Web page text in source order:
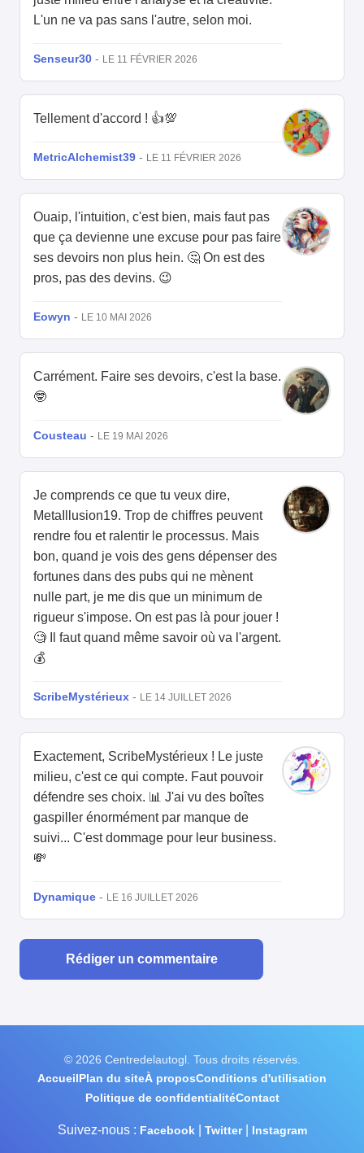
L'un ne va pas sans l'autre, selon moi.
Senseur30 - LE 11 FÉVRIER 2026
Tellement d'accord ! 👍💯
MetricAlchemist39 - LE 11 FÉVRIER 2026
Ouaip, l'intuition, c'est bien, mais faut pas
que ça devienne une excuse pour pas faire
ses devoirs non plus hein. 🤔 On est des
pros, pas des devins. 😉
Eowyn - LE 10 MAI 2026
Carrément. Faire ses devoirs, c'est la base.
🤓
Cousteau - LE 19 MAI 2026
Je comprends ce que tu veux dire,
MetaIllusion19. Trop de chiffres peuvent
rendre fou et ralentir le processus. Mais
bon, quand je vois des gens dépenser des
fortunes dans des pubs qui ne mènent
nulle part, je me dis que un minimum de
rigueur s'impose. On est pas là pour jouer !
🧐 Il faut quand même savoir où va l'argent.
💰
ScribeMystérieux - LE 14 JUILLET 2026
Exactement, ScribeMystérieux ! Le juste
milieu, c'est ce qui compte. Faut pouvoir
défendre ses choix. 📊 J'ai vu des boîtes
gaspiller énormément par manque de
suivi... C'est dommage pour leur business.
💸
Dynamique - LE 16 JUILLET 2026
Rédiger un commentaire
© 2026 Centredelautogl. Tous droits réservés.
AccueilPlan du siteÀ proposConditions d'utilisation
Politique de confidentialitéContact
Suivez-nous : Facebook| Twitter| Instagram